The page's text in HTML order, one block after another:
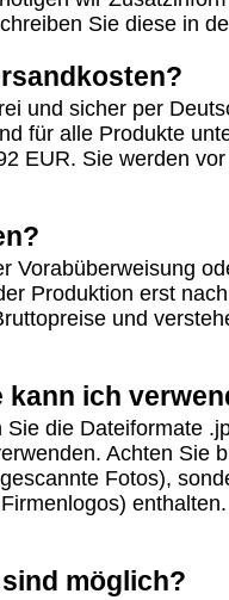
Sie diese in
und sicher per
für alle Produkte
EUR. Sie werden
Vorabüberweisung
Produktion erst
und
kann ich
die Dateiformate
Achten Sie
Fotos),
möglich?